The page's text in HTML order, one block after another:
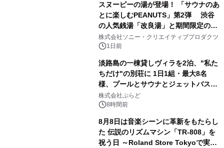
スヌーピーの湯が登場！ 「サウナのあ
とに楽しむPEANUTS」第2弾 渋谷
の人気銭湯「改良湯」と期間限定のコ
ラボレーション サウナイキタイコラ
ボグッズも発売決定！
株式会社ソニー・クリエイティブプロダクツ
1日前
淡路島の一棟貸しヴィラを2泊、"私た
ちだけ"の別荘に 1日1組・最大8名
様、プールとサウナとジェットバス付
きで Villa Mon Temps AWAJIの連泊
素泊りプラン
株式会社ぷらど
8時間前
8月8日は音楽シーンに革新をもたらし
た 伝説のリズムマシン「TR-808」を
祝う日 ～Roland Store Tokyoで実機